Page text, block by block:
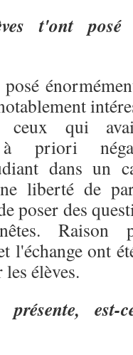
t'ont posé
ceux qui
priori
dans un
liberté de
poser des
Raison
l'échange ont
élèves.
est-